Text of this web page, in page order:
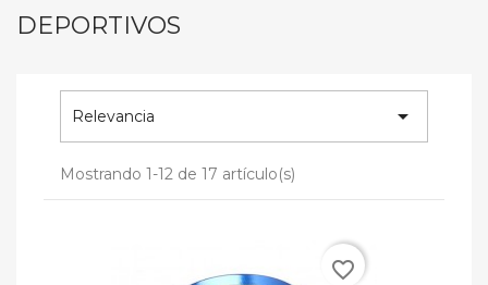
DEPORTIVOS
Relevancia 
Mostrando 1-12 de 17 artículo(s)
favorite_border